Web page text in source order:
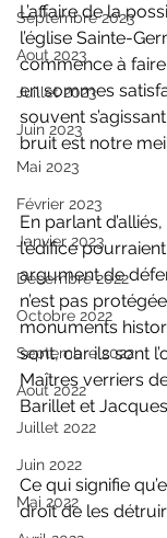
Septembre 2023
Aout 2023
Juillet 2023
Juin 2023
Mai 2023
Février 2023
Janvier 2023
Décembre 2022
Octobre 2022
Septembre 2022
Aout 2022
Juillet 2022
Juin 2022
Mai 2022
L’affaire de la
l’église Sainte-
commence à
en sommes
souvent
bruit est notre
En parlant
l’édifice
argument de
n’est pas
monuments
sont, car ils sont
Maîtres verriers
Barillet et
Ce qui signifie
droit de les